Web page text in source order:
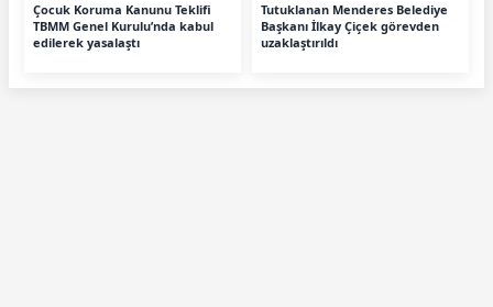
Çocuk Koruma Kanunu Teklifi
TBMM Genel Kurulu’nda kabul
edilerek yasalaştı
Tutuklanan Menderes Belediye
Başkanı İlkay Çiçek görevden
uzaklaştırıldı